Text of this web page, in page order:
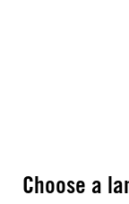
Choose a